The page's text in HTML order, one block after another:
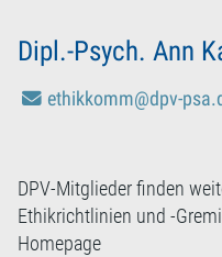
Dipl.-Psych. Ann
ethikkomm@dpv-
DPV-Mitglieder finden
Ethikrichtlinien und -
Homepage